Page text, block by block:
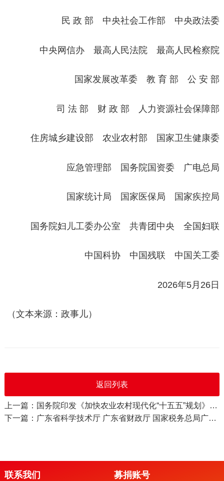
民 政 部 中央社会工作部 中央政法委
中央网信办 最高人民法院 最高人民检察院
国家发展改革委 教 育 部 公 安 部
司 法 部 财 政 部 人力资源社会保障部
住房城乡建设部 农业农村部 国家卫生健康委
应急管理部 国务院国资委 广电总局
国家统计局 国家医保局 国家疾控局
国务院妇儿工委办公室 共青团中央 全国妇联
中国科协 中国残联 中国关工委
2026年5月26日
（文本来源：政事儿）
返回列表
上一篇：国务院印发《加快农业农村现代化“十五五”规划》的通知
下一篇：广东省科学技术厅 广东省财政厅 国家税务总局广东省税务局关于组织开展广东省2026年高新技术企业认定工作的通知
联系我们 募捐账号